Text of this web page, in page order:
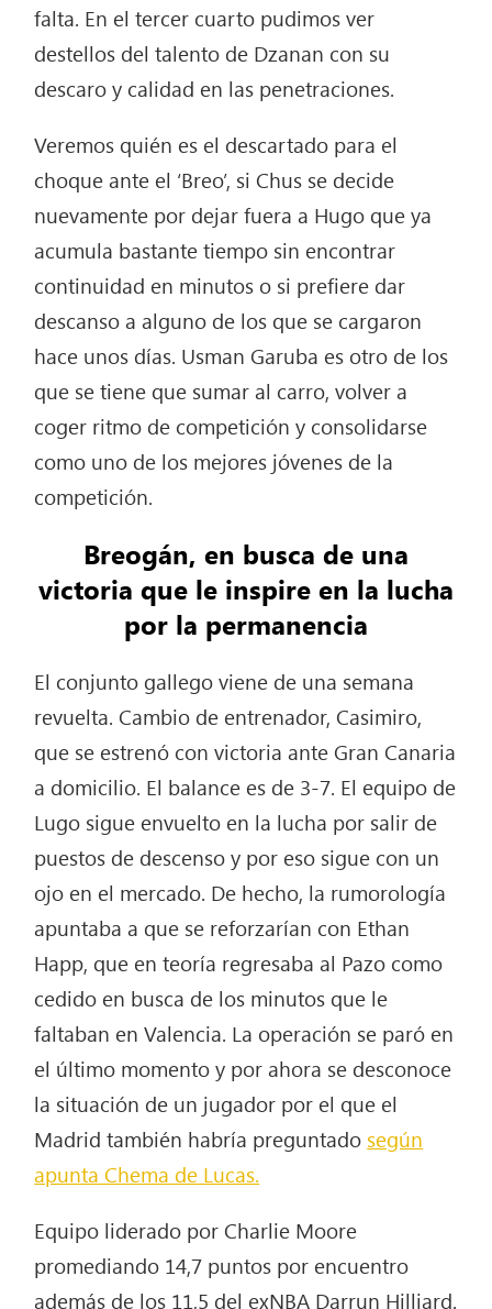
falta. En el tercer cuarto pudimos ver
destellos del talento de Dzanan con su
descaro y calidad en las penetraciones.
Veremos quién es el descartado para el
choque ante el ‘Breo’, si Chus se decide
nuevamente por dejar fuera a Hugo que ya
acumula bastante tiempo sin encontrar
continuidad en minutos o si prefiere dar
descanso a alguno de los que se cargaron
hace unos días. Usman Garuba es otro de los
que se tiene que sumar al carro, volver a
coger ritmo de competición y consolidarse
como uno de los mejores jóvenes de la
competición.
Breogán, en busca de una
victoria que le inspire en la lucha
por la permanencia
El conjunto gallego viene de una semana
revuelta. Cambio de entrenador, Casimiro,
que se estrenó con victoria ante Gran Canaria
a domicilio. El balance es de 3-7. El equipo de
Lugo sigue envuelto en la lucha por salir de
puestos de descenso y por eso sigue con un
ojo en el mercado. De hecho, la rumorología
apuntaba a que se reforzarían con Ethan
Happ, que en teoría regresaba al Pazo como
cedido en busca de los minutos que le
faltaban en Valencia. La operación se paró en
el último momento y por ahora se desconoce
la situación de un jugador por el que el
Madrid también habría preguntado según
apunta Chema de Lucas.
Equipo liderado por Charlie Moore
promediando 14,7 puntos por encuentro
además de los 11,5 del exNBA Darrun Hilliard.